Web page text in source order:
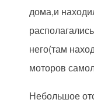
дома,и
него(там
моторов
Небольшое